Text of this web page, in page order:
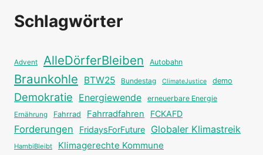
Schlagwörter
Advent AlleDörferBleiben Autobahn
Braunkohle BTW25 Bundestag ClimateJustice demo
Demokratie Energiewende erneuerbare Energie
Ernährung Fahrrad Fahrradfahren FCKAFD
Forderungen FridaysForFuture Globaler Klimastreik
HambiBleibt Klimagerechte Kommune